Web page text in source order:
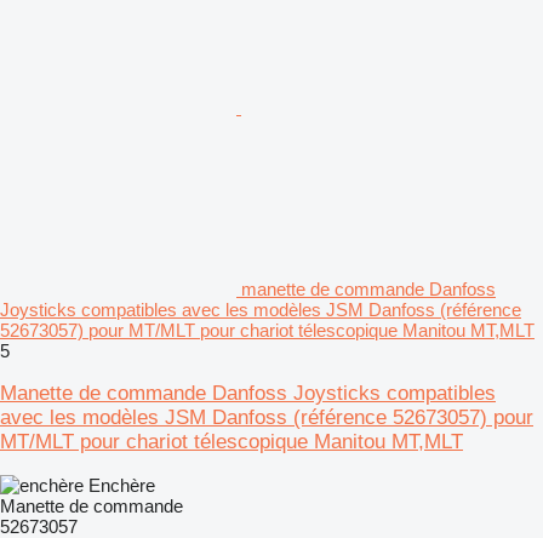
manette de commande Danfoss
Joysticks compatibles avec les modèles JSM Danfoss (référence
52673057) pour MT/MLT pour chariot télescopique Manitou MT,MLT
5
Manette de commande Danfoss Joysticks compatibles
avec les modèles JSM Danfoss (référence 52673057) pour
MT/MLT pour chariot télescopique Manitou MT,MLT
Enchère
Manette de commande
52673057